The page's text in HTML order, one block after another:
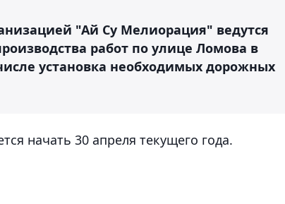
"Ай Су Мелиорация" ведутся
работ по улице Ломова в
установка необходимых дорожных
начать 30 апреля текущего года.